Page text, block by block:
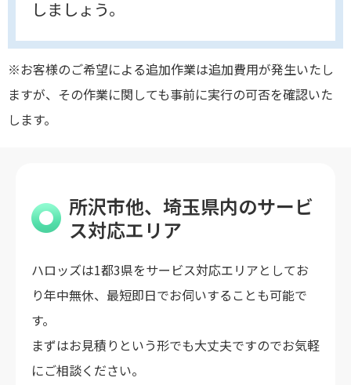
しましょう。
※お客様のご希望による追加作業は追加費用が発生いたし
ますが、その作業に関しても事前に実行の可否を確認いた
します。
所沢市他、埼玉県内のサービ
ス対応エリア
ハロッズは1都3県をサービス対応エリアとしてお
り年中無休、最短即日でお伺いすることも可能で
す。
まずはお見積りという形でも大丈夫ですのでお気軽
にご相談ください。